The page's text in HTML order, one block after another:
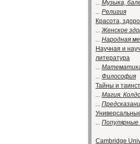
... Музыка,
... Религия
Красота,
...Женское
... Народная
Научная и
литература
...
... Философия
Тайны и
... Магия.
...
... Популярные
Cambridge